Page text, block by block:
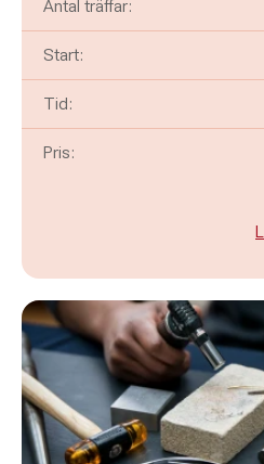
Antal träffar:
Start:
Tid:
Pris: